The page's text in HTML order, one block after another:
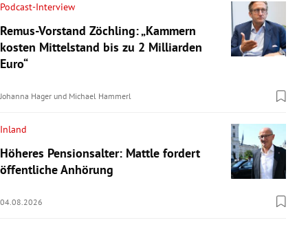
Podcast-Interview
Remus-Vorstand Zöchling: „Kammern
kosten Mittelstand bis zu 2 Milliarden
Euro“
Johanna Hager und Michael Hammerl
Inland
Höheres Pensionsalter: Mattle fordert
öffentliche Anhörung
04.08.2026